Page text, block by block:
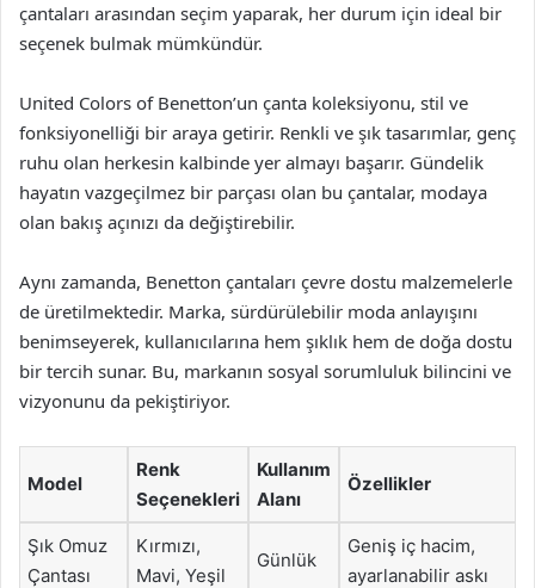
çantaları arasından seçim yaparak, her durum için ideal bir
seçenek bulmak mümkündür.
United Colors of Benetton’un çanta koleksiyonu, stil ve
fonksiyonelliği bir araya getirir. Renkli ve şık tasarımlar, genç
ruhu olan herkesin kalbinde yer almayı başarır. Gündelik
hayatın vazgeçilmez bir parçası olan bu çantalar, modaya
olan bakış açınızı da değiştirebilir.
Aynı zamanda, Benetton çantaları çevre dostu malzemelerle
de üretilmektedir. Marka, sürdürülebilir moda anlayışını
benimseyerek, kullanıcılarına hem şıklık hem de doğa dostu
bir tercih sunar. Bu, markanın sosyal sorumluluk bilincini ve
vizyonunu da pekiştiriyor.
Model
Renk
Seçenekleri
Kullanım
Alanı
Özellikler
Şık Omuz
Çantası
Kırmızı,
Mavi, Yeşil
Günlük
Geniş iç hacim,
ayarlanabilir askı